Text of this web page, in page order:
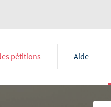
pétitions Aide